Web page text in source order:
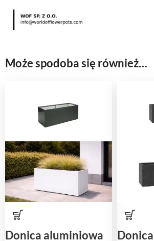
Może spodoba się również…
Donica aluminiowa